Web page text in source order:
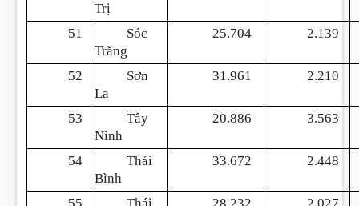
Trị
51
Sóc
Trăng
25.704 2.139
52
Sơn
La
31.961 2.210
53
Tây
Ninh
20.886 3.563
54
Thái
Bình
33.672 2.448